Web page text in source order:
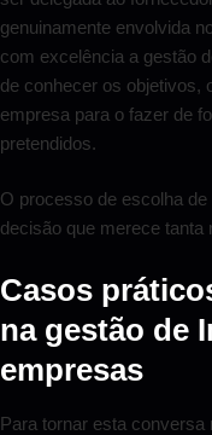
genuinamente envolvida
com excelência a gestão
de conhecer os objetivos,
empresa para o fazer de
pretendidos.
O processo de escolha
decisão que merece tanta
Casos
na gestão de
empresas
Para tornar esta